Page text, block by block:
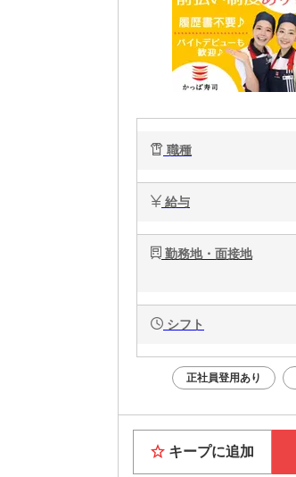
職種
給与
勤務地・面接地
シフト
正社員登用あり
キープに追加